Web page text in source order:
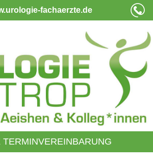
fachaerzte.de
TERMINVEREINBARUNG